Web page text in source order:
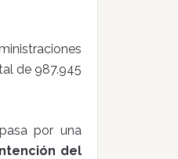
de 987.945
pasa por una
del